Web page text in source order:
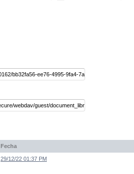
Fecha
29/12/22 01:37 PM